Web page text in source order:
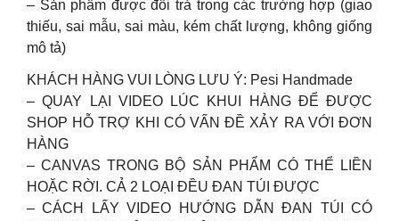
– Sản phẩm được đổi trả trong các trường hợp (giao
thiếu, sai mẫu, sai màu, kém chất lượng, không giống
mô tả)
KHÁCH HÀNG VUI LÒNG LƯU Ý: Pesi Handmade
– QUAY LẠI VIDEO LÚC KHUI HÀNG ĐỂ ĐƯỢC
SHOP HỖ TRỢ KHI CÓ VẤN ĐỀ XẢY RA VỚI ĐƠN
HÀNG
– CANVAS TRONG BỘ SẢN PHẨM CÓ THỂ LIỀN
HOẶC RỜI. CẢ 2 LOẠI ĐỀU ĐAN TÚI ĐƯỢC
– CÁCH LẤY VIDEO HƯỚNG DẪN ĐAN TÚI CÓ